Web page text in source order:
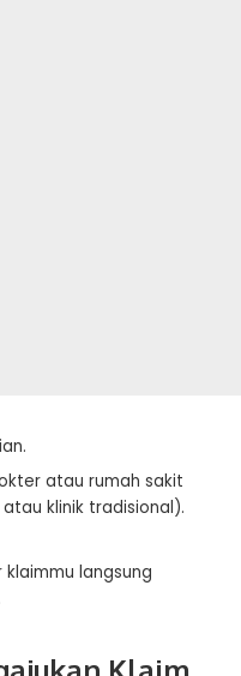
atau rumah sakit
klinik tradisional).
langsung